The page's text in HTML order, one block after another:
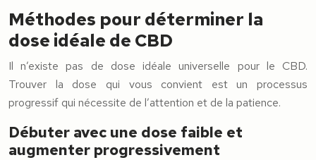
Méthodes pour déterminer la
dose idéale de CBD
Il n’existe pas de dose idéale universelle pour le CBD.
Trouver la dose qui vous convient est un processus
progressif qui nécessite de l’attention et de la patience.
Débuter avec une dose faible et
augmenter progressivement